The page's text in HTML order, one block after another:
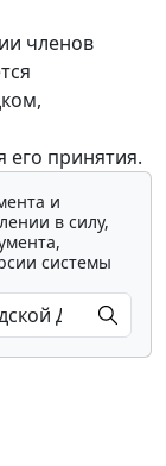
членов
его принятия.
и
в силу,
системы